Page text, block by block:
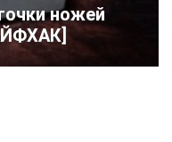
ножей